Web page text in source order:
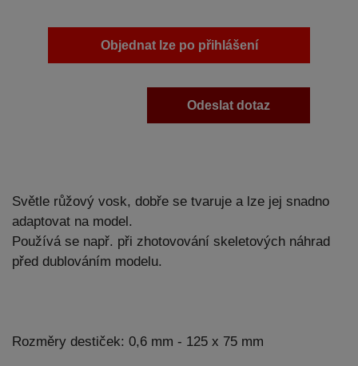
Objednat lze po přihlášení
Odeslat dotaz
Světle růžový vosk, dobře se tvaruje a lze jej snadno
adaptovat na model.
Používá se např. při zhotovování skeletových náhrad
před dublováním modelu.
Rozměry destiček: 0,6 mm - 125 x 75 mm